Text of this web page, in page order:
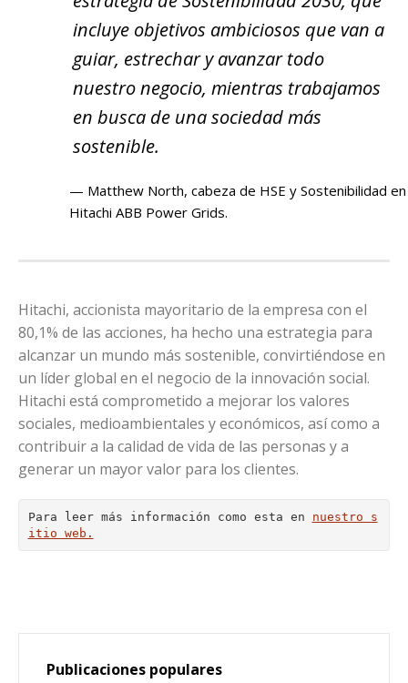
incluye objetivos ambiciosos que van a
guiar, estrechar y avanzar todo
nuestro negocio, mientras trabajamos
en busca de una sociedad más
sostenible.
Matthew North, cabeza de HSE y Sostenibilidad en
Hitachi ABB Power Grids.
Hitachi, accionista mayoritario de la empresa con el
80,1% de las acciones, ha hecho una estrategia para
alcanzar un mundo más sostenible, convirtiéndose en
un líder global en el negocio de la innovación social.
Hitachi está comprometido a mejorar los valores
sociales, medioambientales y económicos, así como a
contribuir a la calidad de vida de las personas y a
generar un mayor valor para los clientes.
Para leer más información como esta en nuestro s
itio web.
Publicaciones populares